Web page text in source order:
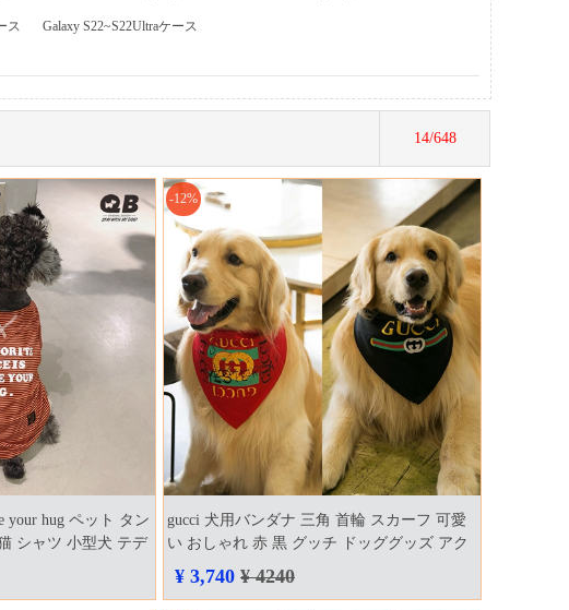
ス Galaxy S22~S22Ultraケース
14/648
your hug ペット タン
シャツ 小型犬 テデ
アン 春 夏モデル
-12%
gucci 犬用バンダナ 三角 首輪 スカーフ 可愛
い おしゃれ 赤 黒 グッチ ドッググッズ アク
セサリー ペット用品 人気 飾り パロディー
猫アクセサリー
¥ 3,740 ¥ 4240